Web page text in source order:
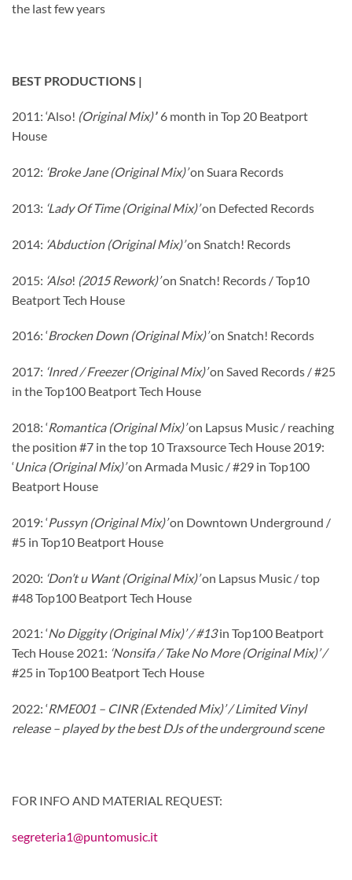
the last few years
BEST PRODUCTIONS |
2011: ‘Also! (Original Mix)’’ 6 month in Top 20 Beatport
House
2012: ‘Broke Jane (Original Mix)’on Suara Records
2013: ‘Lady Of Time (Original Mix)’on Defected Records
2014: ‘Abduction (Original Mix)’on Snatch! Records
2015: ‘Also! (2015 Rework)’on Snatch! Records / Top10
Beatport Tech House
2016: ‘Brocken Down (Original Mix)’on Snatch! Records
2017: ‘Inred / Freezer (Original Mix)’on Saved Records / #25
in the Top100 Beatport Tech House
2018: ‘Romantica (Original Mix)’on Lapsus Music / reaching
the position #7 in the top 10 Traxsource Tech House 2019:
‘Unica (Original Mix)’on Armada Music / #29 in Top100
Beatport House
2019: ‘Pussyn (Original Mix)’on Downtown Underground /
#5 in Top10 Beatport House
2020: ‘Don’t u Want (Original Mix)’on Lapsus Music / top
#48 Top100 Beatport Tech House
2021: ‘No Diggity (Original Mix)’ / #13in Top100 Beatport
Tech House 2021: ‘Nonsifa / Take No More (Original Mix)’ /
#25 in Top100 Beatport Tech House
2022: ‘RME001 – CINR (Extended Mix)’ / Limited Vinyl
release – played by the best DJs of the underground scene
FOR INFO AND MATERIAL REQUEST:
segreteria1@puntomusic.it